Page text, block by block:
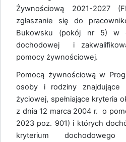
Żywnościową 2021-2027
zgłaszanie się do
Bukowsku (pokój nr 5) w
dochodowej i
pomocy żywnościowej.
Pomocą żywnościową w
osoby i rodziny
życiowej, spełniające kryteria
z dnia 12 marca 2004 r. o
2023 poz. 901) i których
kryterium